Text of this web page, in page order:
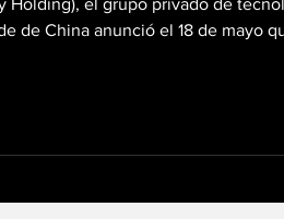
Holding), el grupo privado de
de China anunció el 18 de mayo